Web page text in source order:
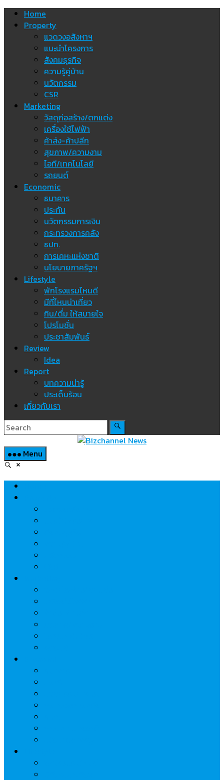
Skip Home
Property
แวดวงอสังหาฯ
แนะนำโครงการ
สังคมธุรกิจ
ความรู้คู่บ้าน
นวัตกรรม
CSR
Marketing
วัสดุก่อสร้าง/ตกแต่ง
เครื่องใช้ไฟฟ้า
ค้าส่ง-ค้าปลีก
สุขภาพ/ความงาม
ไอที/เทคโนโลยี
รถยนต์
Economic
ธนาคาร
ประกัน
นวัตกรรมการเงิน
กระทรวงการคลัง
ธปท.
การเคหะแห่งชาติ
นโยบายภาครัฐฯ
Lifestyle
พักโรงแรมไหนดี
มีที่ไหนน่าเที่ยว
กิน/ดื่ม ให้สบายใจ
โปรโมชั่น
ประชาสัมพันธ์
Review
Idea
Report
บทความน่ารู้
ประเด็นร้อน
เกี่ยวกับเรา
Menu